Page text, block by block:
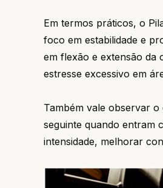
Em termos práticos, o
foco em estabilidade e
em flexão e extensão
estresse excessivo em
Também vale observar o
seguinte quando entram
intensidade, melhorar